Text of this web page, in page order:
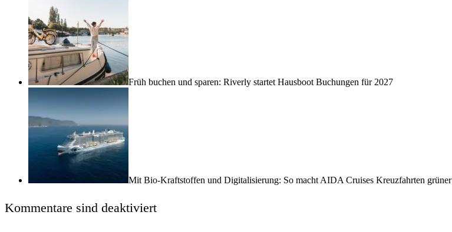
Früh buchen und sparen: Riverly startet Hausboot Buchungen für 2027
Mit Bio-Kraftstoffen und Digitalisierung: So macht AIDA Cruises Kreuzfahrten grüner
Kommentare sind deaktiviert